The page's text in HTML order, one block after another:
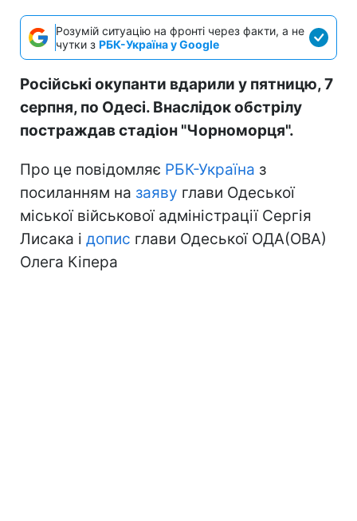
Розумій ситуацію на фронті через факти, а не
чутки з РБК-Україна у Google
Російські окупанти вдарили у пятницю, 7
серпня, по Одесі. Внаслідок обстрілу
постраждав стадіон "Чорноморця".
Про це повідомляє РБК-Україна з
посиланням на заяву глави Одеської
міської військової адміністрації Сергія
Лисака і допис глави Одеської ОДА(ОВА)
Олега Кіпера